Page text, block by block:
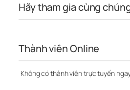
Hãy tham gia cùng
Thành viên Online
Không có thành viên trực tuyến